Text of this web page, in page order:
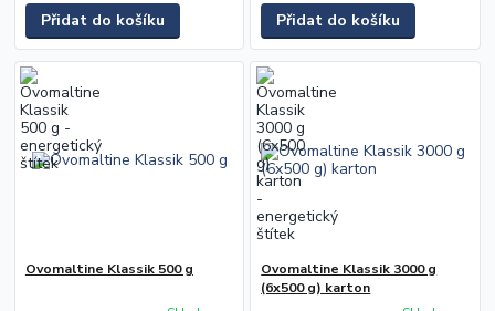
Přidat do košíku Přidat do košíku
Ovomaltine Klassik 500 g
Ovomaltine Klassik 3000 g
(6x500 g) karton